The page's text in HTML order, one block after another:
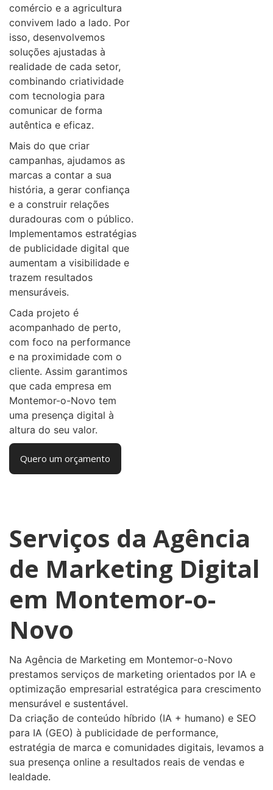
comércio e a agricultura
convivem lado a lado. Por
isso, desenvolvemos
soluções ajustadas à
realidade de cada setor,
combinando criatividade
com tecnologia para
comunicar de forma
autêntica e eficaz.
Mais do que criar
campanhas, ajudamos as
marcas a contar a sua
história, a gerar confiança
e a construir relações
duradouras com o público.
Implementamos estratégias
de publicidade digital que
aumentam a visibilidade e
trazem resultados
mensuráveis.
Cada projeto é
acompanhado de perto,
com foco na performance
e na proximidade com o
cliente. Assim garantimos
que cada empresa em
Montemor-o-Novo tem
uma presença digital à
altura do seu valor.
Quero um orçamento
Serviços da Agência
de Marketing Digital
em Montemor-o-
Novo
Na Agência de Marketing em Montemor-o-Novo
prestamos serviços de marketing orientados por IA e
optimização empresarial estratégica para crescimento
mensurável e sustentável.
Da criação de conteúdo híbrido (IA + humano) e SEO
para IA (GEO) à publicidade de performance,
estratégia de marca e comunidades digitais, levamos a
sua presença online a resultados reais de vendas e
lealdade.